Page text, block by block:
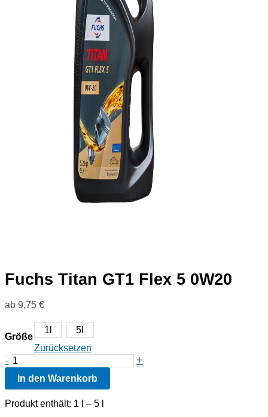
Fuchs Titan GT1 Flex 5 0W20
ab 9,75 €
Größe
1l
5l
Zurücksetzen
- Fuchs
Titan
GT1
Flex
5
+
In den Warenkorb
Produkt enthält: 1 – 5